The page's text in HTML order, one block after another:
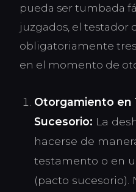
pueda ser tumbada
juzgados, el testador
obligatoriamente
en el momento de
Otorgamiento en
Sucesorio: La
hacerse de
testamento o en
(pacto sucesorio).